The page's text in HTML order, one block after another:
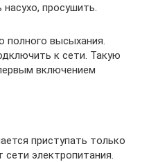
просушить.
высыхания.
к сети. Такую
включением
приступать только
электропитания.